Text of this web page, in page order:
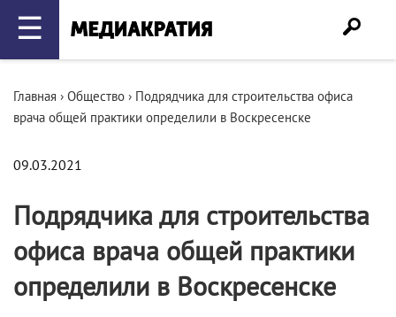
☰
Главная › Общество › Подрядчика для строительства офиса
врача общей практики определили в Воскресенске
09.03.2021
Подрядчика для строительства
офиса врача общей практики
определили в Воскресенске